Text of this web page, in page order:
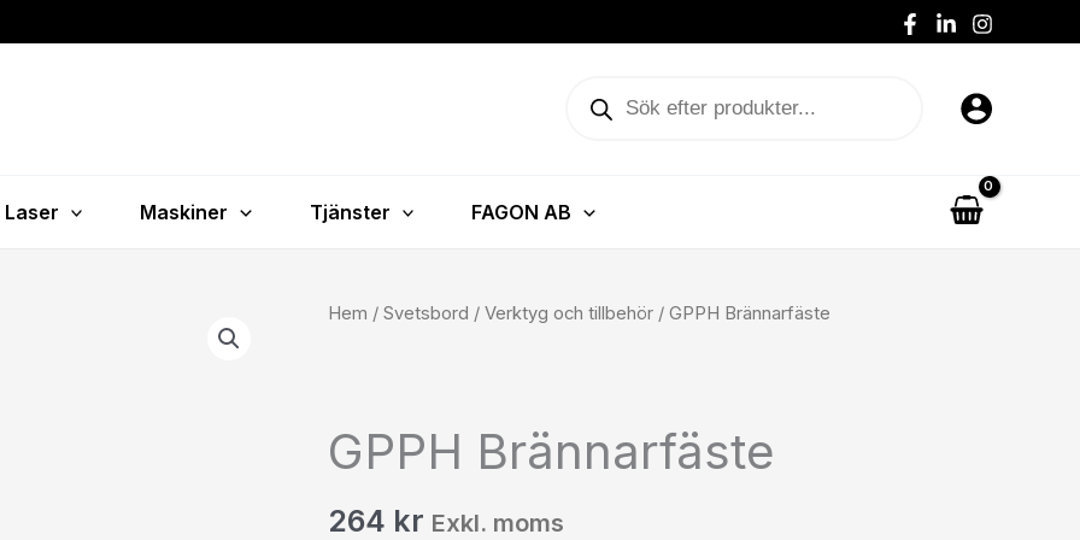
Laser Maskiner Tjänster FAGON AB
Hem / Svetsbord / Verktyg och tillbehör / GPPH Brännarfäste
GPPH Brännarfäste
264 kr Exkl. moms
GPPH